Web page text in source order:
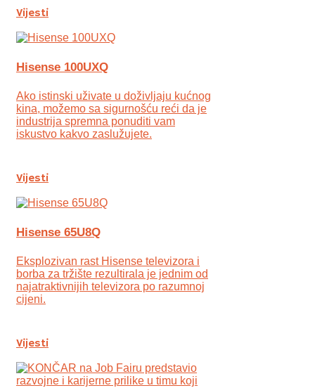
Vijesti
Hisense 100UXQ
Ako istinski uživate u doživljaju kućnog
kina, možemo sa sigurnošću reći da je
industrija spremna ponuditi vam
iskustvo kakvo zaslužujete.
Vijesti
Hisense 65U8Q
Eksplozivan rast Hisense televizora i
borba za tržište rezultirala je jednim od
najatraktivnijih televizora po razumnoj
cijeni.
Vijesti